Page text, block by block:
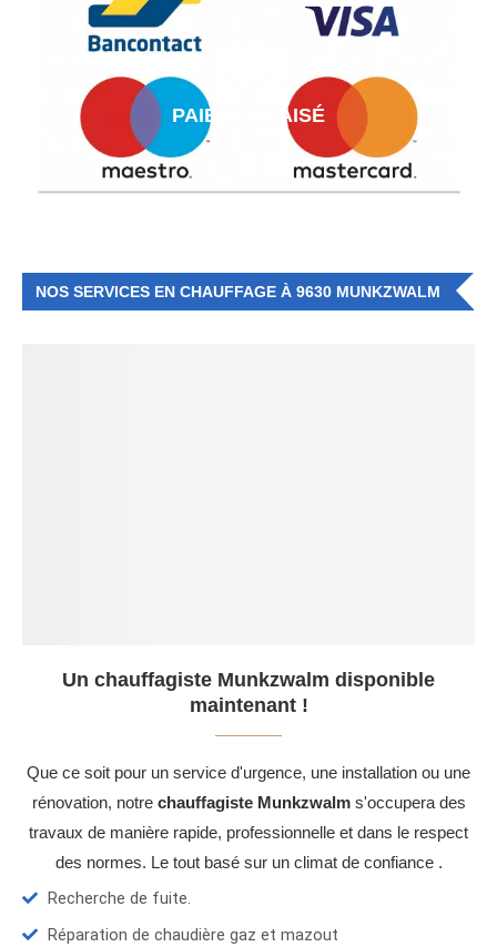
PAIEMENT AISÉ
NOS SERVICES EN CHAUFFAGE À 9630 MUNKZWALM
Un chauffagiste Munkzwalm disponible
maintenant !
Que ce soit pour un service d'urgence, une installation ou une
rénovation, notre chauffagiste Munkzwalms'occupera des
travaux de manière rapide, professionnelle et dans le respect
des normes. Le tout basé sur un climat de confiance .
Recherche de fuite.
Réparation de chaudière gaz et mazout